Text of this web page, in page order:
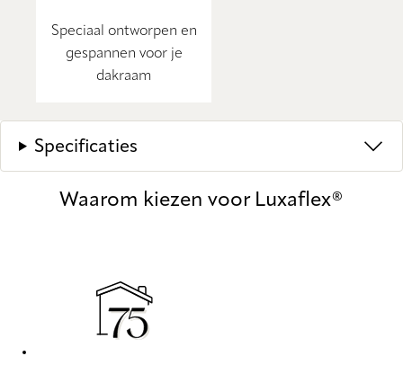
Speciaal ontworpen en
gespannen voor je
dakraam
Specificaties
Waarom kiezen voor Luxaflex®